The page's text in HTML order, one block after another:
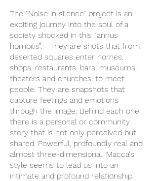
The “Noise in silence” project is an
exciting journey into the soul of a
society shocked in this “annus
horribilis”. They are shots that from
deserted squares enter homes,
shops, restaurants, bars, museums,
theaters and churches, to meet
people. They are snapshots that
capture feelings and emotions
through the image. Behind each one
there is a personal or community
story that is not only perceived but
shared. Powerful, profoundly real and
almost three-dimensional, Macca's
style seems to lead us into an
intimate and profound relationship